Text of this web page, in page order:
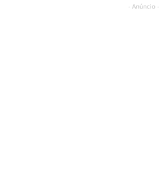
- Anúncio -